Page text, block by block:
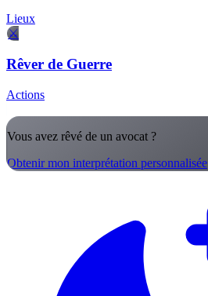
Lieux
⚔️
Rêver de Guerre
Actions
Vous avez rêvé de un avocat ?
Obtenir mon interprétation personnalisée